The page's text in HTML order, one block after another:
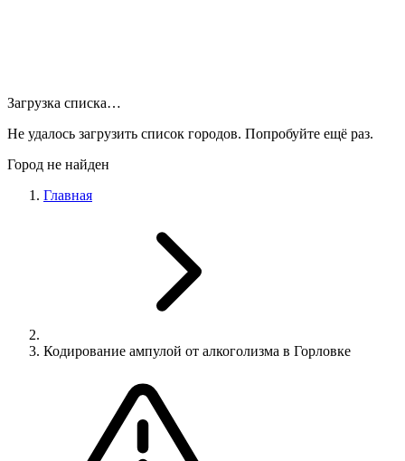
Загрузка списка…
Не удалось загрузить список городов. Попробуйте ещё раз.
Город не найден
Главная
Кодирование ампулой от алкоголизма в Горловке